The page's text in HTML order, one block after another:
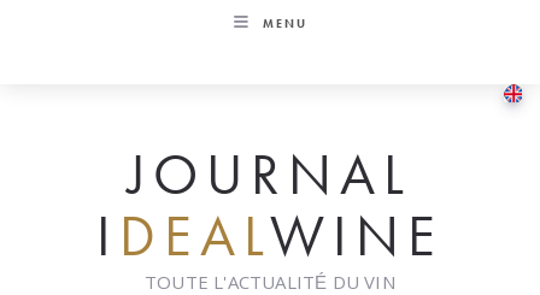
MENU
JOURNAL
I DEALWINE
TOUTE L'ACTUALITÉ DU VIN